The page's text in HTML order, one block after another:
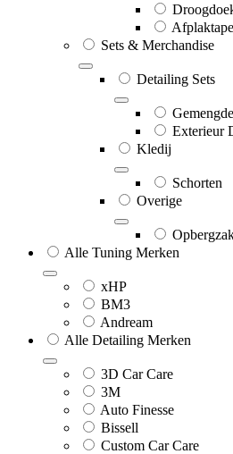
Sets & Merchandise
Detailing Sets
Exterieur
Kledij
Schorten
Overige
Alle Tuning Merken
xHP
BM3
Andream
Alle Detailing Merken
3D Car Care
3M
Auto Finesse
Bissell
Custom Car Care